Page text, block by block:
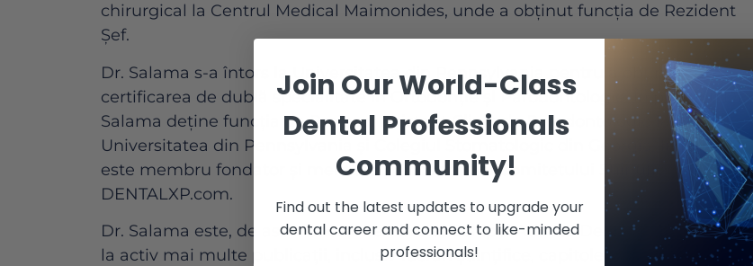
chirurgical la Centrul Medical Maimonides, unde a obținut funcția de Rezident
Șef.
Dr. Salama s-a întors la Universitatea din Pennsylvania pentru a obține
certificarea de dublă specialitate în Ortodonție și Parodontologie. În prezent, Dr.
Salama deține funcția de Profesor Asistent Clinic de Parodontologie la
Universitatea din Pennsylvania și Colegiul Stomatologic din Georgia. În plus,
este membru fondator și membru permanent al Comitetului Științific al
DENTALXP.com.
Dr. Salama este, de asemenea, membru al Echipei Atlanta Dental Practice și are
la activ mai multe publicații, inclusiv lucrări științifice, capitole de cărți și
Join Our World-Class
Dental Professionals
Community!
Find out the latest updates to upgrade your
dental career and connect to like-minded
professionals!